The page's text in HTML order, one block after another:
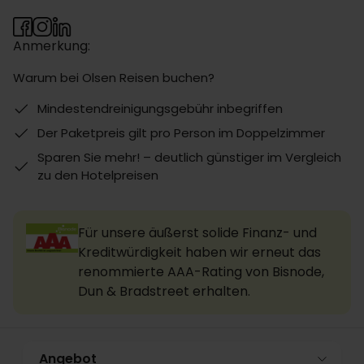
Anmerkung:
Warum bei Olsen Reisen buchen?
Mindestendreinigungsgebühr inbegriffen
Der Paketpreis gilt pro Person im Doppelzimmer
Sparen Sie mehr! – deutlich günstiger im Vergleich
zu den Hotelpreisen
Für unsere äußerst solide Finanz- und
Kreditwürdigkeit haben wir erneut das
renommierte AAA-Rating von Bisnode,
Dun & Bradstreet erhalten.
Angebot